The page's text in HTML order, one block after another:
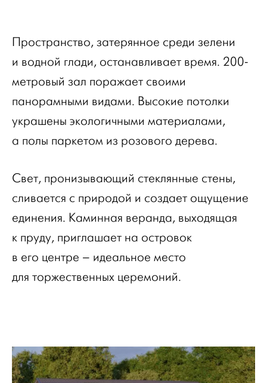
Пространство, затерянное среди зелени
и водной глади, останавливает время. 200-
метровый зал поражает своими
панорамными видами. Высокие потолки
украшены экологичными материалами,
а полы паркетом из розового дерева.
Свет, пронизывающий стеклянные стены,
сливается с природой и создает ощущение
единения. Каминная веранда, выходящая
к пруду, приглашает на островок
в его центре – идеальное место
для торжественных церемоний.